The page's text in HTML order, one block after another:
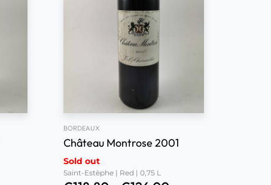
BORDEAUX
Château Montrose 2001
Sold out
Saint-Estèphe | Red | 0,75 L